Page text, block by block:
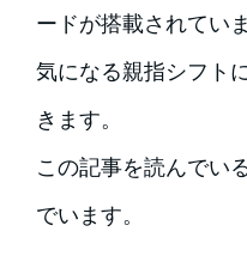
ードが搭載されていま
気になる親指シフト
きます。
この記事を読んでい
でいます。